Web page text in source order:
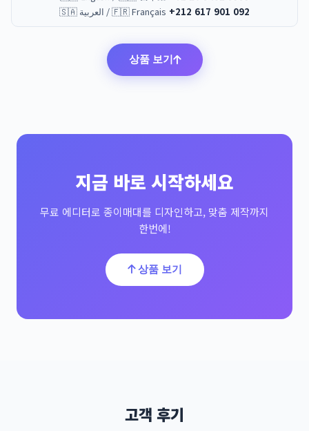
🇸🇦 العربية / 🇫🇷 Français +212 617 901 092
상품 보기
지금 바로 시작하세요
무료 에디터로 종이매대를 디자인하고, 맞춤 제작까지
한번에!
상품 보기
고객 후기